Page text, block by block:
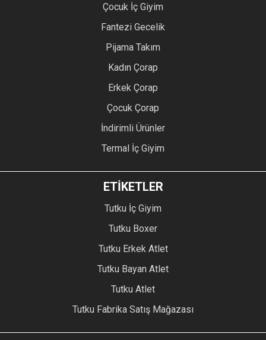
Çocuk İç Giyim
Fantezi Gecelik
Pijama Takım
Kadın Çorap
Erkek Çorap
Çocuk Çorap
İndirimli Ürünler
Termal İç Giyim
ETİKETLER
Tutku İç Giyim
Tutku Boxer
Tutku Erkek Atlet
Tutku Bayan Atlet
Tutku Atlet
Tutku Fabrika Satış Mağazası